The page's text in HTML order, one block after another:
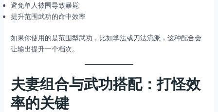
避免单人被围导致暴毙
提升范围武功的命中效率
如果你使用的是范围型武功，比如掌法或刀法流派，这种配合会
让输出提升一个档次。
夫妻组合与武功搭配：打怪效
率的关键